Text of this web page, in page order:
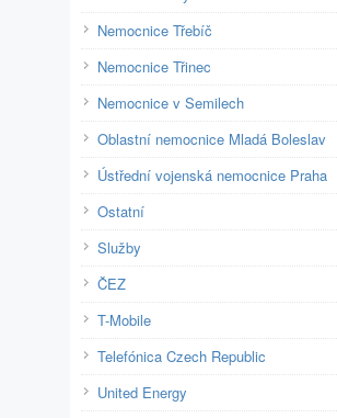
Nemocnice Třebíč
Nemocnice Třinec
Nemocnice v Semilech
Oblastní nemocnice Mladá Boleslav
Ústřední vojenská nemocnice Praha
Ostatní
Služby
ČEZ
T-Mobile
Telefónica Czech Republic
United Energy